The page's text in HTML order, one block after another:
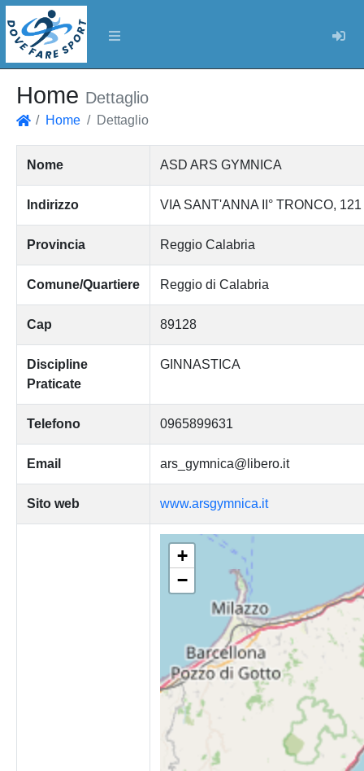
Home Dettaglio
Home Dettaglio
Nome ASD ARS GYMNICA
Indirizzo VIA SANT'ANNA II° TRONCO, 121
Provincia Reggio Calabria
Comune/Quartiere Reggio di Calabria
Cap 89128
Discipline
Praticate
GINNASTICA
Telefono 0965899631
Email ars_gymnica@libero.it
Sito web www.arsgymnica.it
+
−